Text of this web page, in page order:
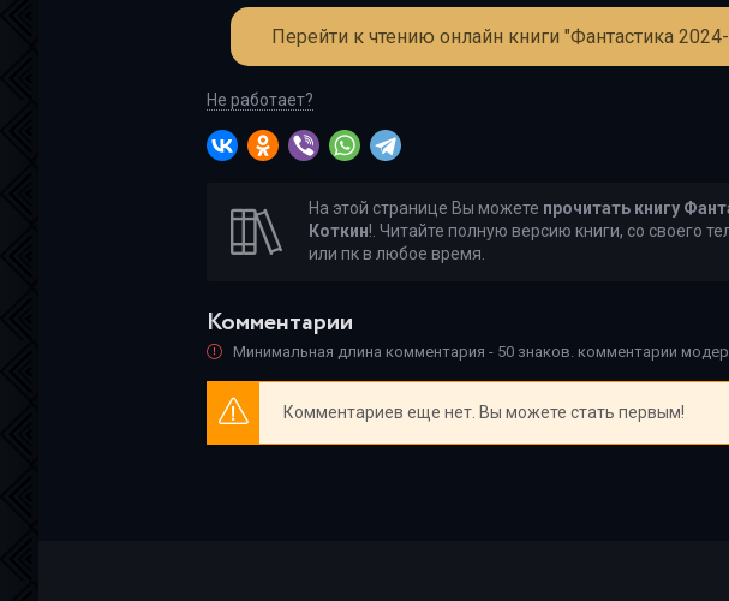
Перейти к чтению онлайн книги "Фантастика
Не работает?
На этой странице Вы можете прочитать книгу
Коткин!. Читайте полную версию книги, со своего
или пк в любое время.
Комментарии
Минимальная длина комментария - 50 знаков. комментарии
Комментариев еще нет. Вы можете стать первым!